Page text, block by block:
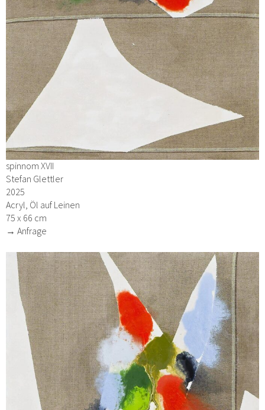
spinnom XVII
Stefan Glettler
2025
Acryl, Öl auf Leinen
75 x 66 cm
→ Anfrage